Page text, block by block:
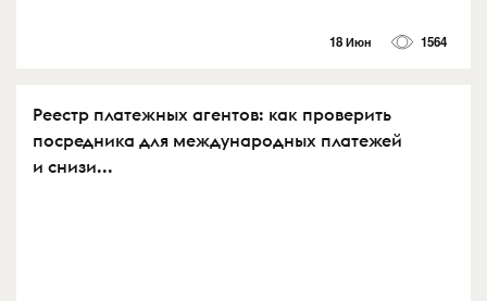
18 Июн 1564
Реестр платежных агентов: как проверить
посредника для международных платежей
и снизи...